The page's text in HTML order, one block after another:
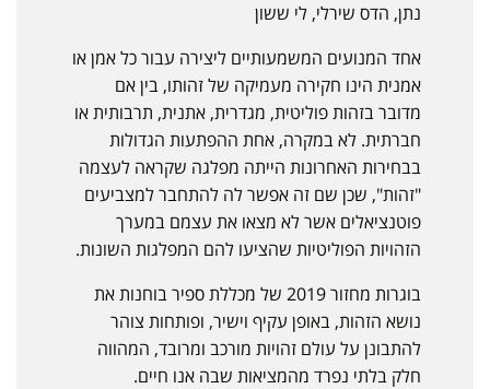
נתן, הדס שירלי, לי ששון
אחד המנועים המשמעותיים ליצירה עבור כל אמן או
אמנית הינו חקירה מעמיקה של זהותו, בין אם
מדובר בזהות פוליטית, מגדרית, אתנית, תרבותית או
חברתית. לא במקרה, אחת ההפתעות הגדולות
בבחירות האחרונות הייתה מפלגה שקראה לעצמה
"זהות", שכן שם זה אפשר לה להתחבר למצביעים
פוטנציאלים אשר לא מצאו את עצמם במערך
הזהויות הפוליטיות שהציעו להם המפלגות השונות.
בוגרות מחזור 2019 של מכללת ספיר בוחנות את
נושא הזהות, באופן עקיף וישיר, ופותחות צוהר
להתבונן על עולם זהויות מורכב ומרובד, המהווה
חלק בלתי נפרד מהמציאות שבה אנו חיים.